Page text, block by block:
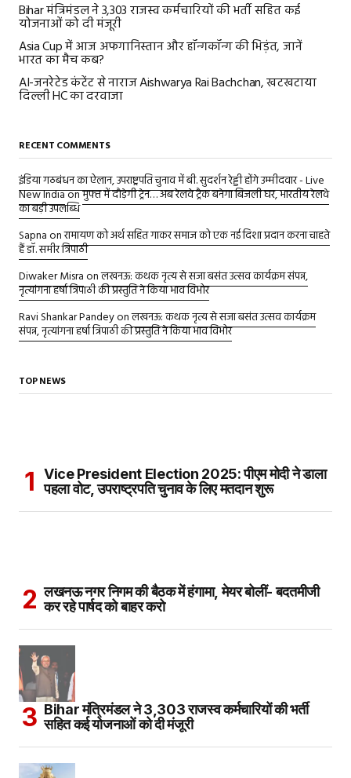
Bihar मंत्रिमंडल ने 3,303 राजस्व कर्मचारियों की भर्ती सहित कई
योजनाओं को दी मंजूरी
Asia Cup में आज अफगानिस्तान और हॉन्गकॉन्ग की भिड़ंत, जानें
भारत का मैच कब?
AI-जनरेटेड कंटेंट से नाराज Aishwarya Rai Bachchan, खटखटाया
दिल्ली HC का दरवाजा
RECENT COMMENTS
इंडिया गठबंधन का ऐलान, उपराष्ट्रपति चुनाव में बी. सुदर्शन रेड्डी होंगे उम्मीदवार - Live
New Indiaonमुफ्त में दौड़ेगी ट्रेन… अब रेलवे ट्रैक बनेगा बिजली घर, भारतीय रेलवे
का बड़ी उपलब्धि
Sapnaonरामायण को अर्थ सहित गाकर समाज को एक नई दिशा प्रदान करना चाहते
हैं डॉ. समीर त्रिपाठी
Diwaker Misraonलखनऊ: कथक नृत्य से सजा बसंत उत्सव कार्यक्रम संपन्न,
नृत्यांगना हर्षा त्रिपाठी की प्रस्तुति ने किया भाव विभोर
Ravi Shankar Pandeyonलखनऊ: कथक नृत्य से सजा बसंत उत्सव कार्यक्रम
संपन्न, नृत्यांगना हर्षा त्रिपाठी की प्रस्तुति ने किया भाव विभोर
TOP NEWS
Vice President Election 2025: पीएम मोदी ने डाला
पहला वोट, उपराष्ट्रपति चुनाव के लिए मतदान शुरू
लखनऊ नगर निगम की बैठक में हंगामा, मेयर बोलीं- बदतमीजी
कर रहे पार्षद को बाहर करो
Bihar मंत्रिमंडल ने 3,303 राजस्व कर्मचारियों की भर्ती
सहित कई योजनाओं को दी मंजूरी